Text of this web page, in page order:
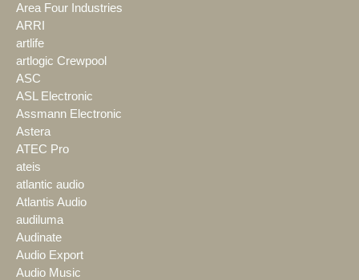
Area Four Industries
ARRI
artlife
artlogic Crewpool
ASC
ASL Electronic
Assmann Electronic
Astera
ATEC Pro
ateis
atlantic audio
Atlantis Audio
audiluma
Audinate
Audio Export
Audio Music